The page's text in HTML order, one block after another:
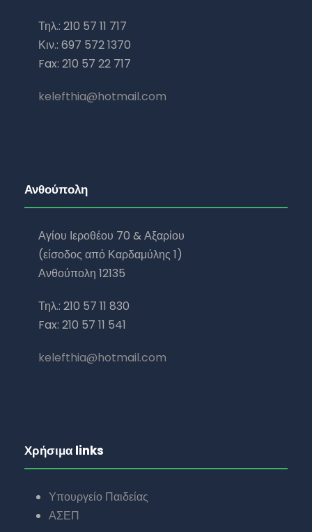
Τηλ.: 210 57 11 717
Κιν.: 697 572 1370
Fax: 210 57 22 717
kelefthia@hotmail.com
Ανθούπολη
Αγίου Ιεροθέου 70 & Αξαρίου
(είσοδος από Καρδαμύλης 1)
Ανθούπολη 12135
Τηλ.: 210 57 11 830
Fax: 210 57 11 541
kelefthia@hotmail.com
Χρήσιμα links
Υπουργείο Παιδείας
ΑΣΕΠ